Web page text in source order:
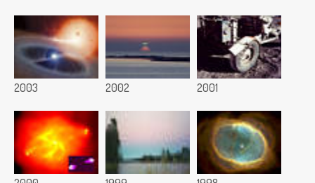
2003 2002 2001